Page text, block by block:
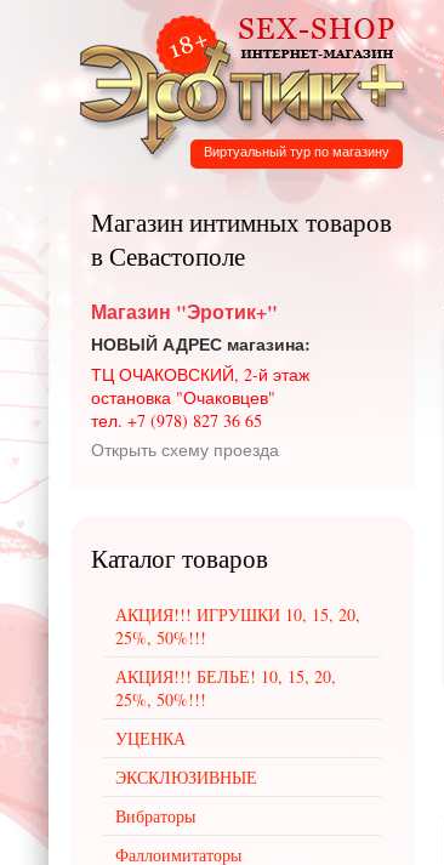
Виртуальный тур по магазину
Магазин интимных товаров
в Севастополе
Магазин "Эротик+"
НОВЫЙ АДРЕС магазина:
ТЦ ОЧАКОВСКИЙ, 2-й этаж
остановка "Очаковцев"
тел. +7 (978) 827 36 65
Открыть схему проезда
Каталог товаров
АКЦИЯ!!! ИГРУШКИ 10, 15, 20,
25%, 50%!!!
АКЦИЯ!!! БЕЛЬЕ! 10, 15, 20,
25%, 50%!!!
УЦЕНКА
ЭКСКЛЮЗИВНЫЕ
Вибраторы
Фаллоимитаторы